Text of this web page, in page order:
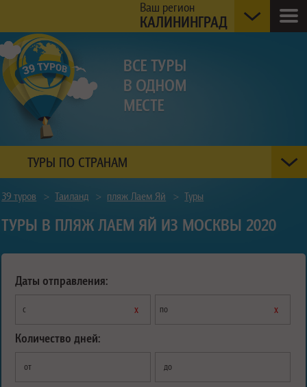
Ваш регион
КАЛИНИНГРАД
ТУРЫ ПО СТРАНАМ
39 туров > Таиланд > пляж Лаем Яй > Туры
ТУРЫ В ПЛЯЖ ЛАЕМ ЯЙ ИЗ МОСКВЫ 2020
Даты отправления:
с х по х
Количество дней:
от до